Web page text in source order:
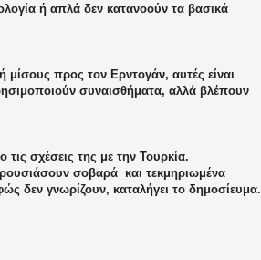
ή απλά δεν κατανοούν τα βασικά
μίσους προς τον Ερντογάν, αυτές είναι
συναισθήματα, αλλά βλέπουν
τις σχέσεις της με την Τουρκία.
σοβαρά
και τεκμηριωμένα
δεν γνωρίζουν, καταλήγει το δημοσίευμα.